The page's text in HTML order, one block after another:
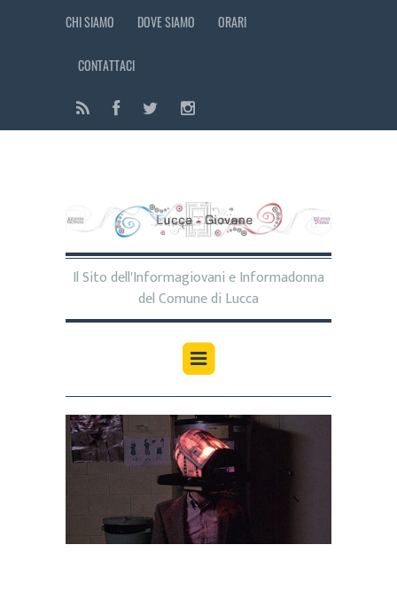
CHI SIAMO DOVE SIAMO ORARI
CONTATTACI
Il Sito dell'Informagiovani e Informadonna
del Comune di Lucca